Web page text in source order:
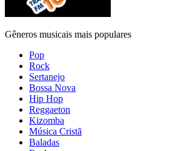
Gêneros musicais mais populares
Pop
Rock
Sertanejo
Bossa Nova
Hip Hop
Reggaeton
Kizomba
Música Cristã
Baladas